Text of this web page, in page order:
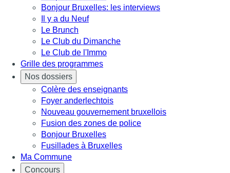
Bonjour Bruxelles: les interviews
Il y a du Neuf
Le Brunch
Le Club du Dimanche
Le Club de l'Immo
Grille des programmes
Nos dossiers
Colère des enseignants
Foyer anderlechtois
Nouveau gouvernement bruxellois
Fusion des zones de police
Bonjour Bruxelles
Fusillades à Bruxelles
Ma Commune
Concours